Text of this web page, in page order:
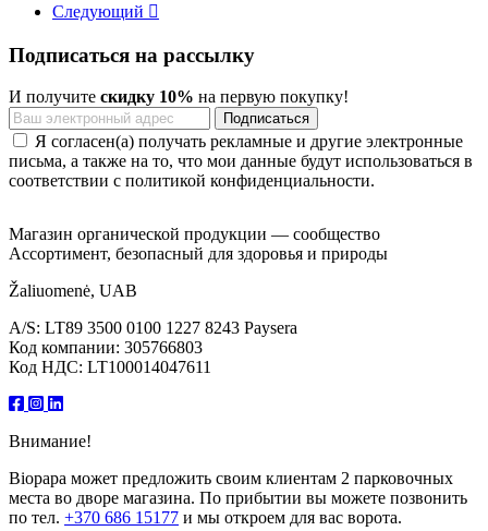
Следующий 
Подписаться на рассылку
И получите скидку 10% на первую покупку!
Я согласен(а) получать рекламные и другие электронные
письма, а также на то, что мои данные будут использоваться в
соответствии с политикой конфиденциальности.
Магазин органической продукции — сообщество
Ассортимент, безопасный для здоровья и природы
Žaliuomenė, UAB
A/S: LT89 3500 0100 1227 8243 Paysera
Код компании: 305766803
Код НДС: LT100014047611
Внимание!
Biopapa может предложить своим клиентам 2 парковочных
места во дворе магазина. По прибытии вы можете позвонить
по тел. +370 686 15177 и мы откроем для вас ворота.